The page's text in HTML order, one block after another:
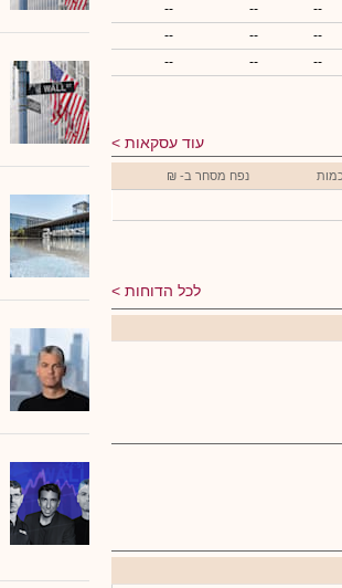
--
--
--
--
--
--
--
--
--
עוד עסקאות
כמות נפח מסחר ב- ₪
לכל הדוחות